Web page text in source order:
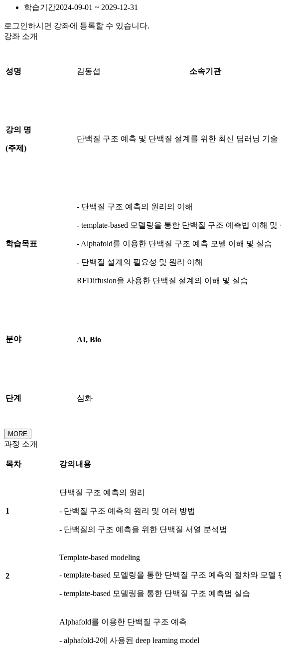
학습기간2024-09-01 ~ 2029-12-31
로그인하시면 강좌에 등록할 수 있습니다.
강좌 소개
성명 김동섭 소속기관
강의 명
(주제 )
단백질 구조 예측 및 단백질 설계를 위한 최신 딥러닝 기술
학습목표
- 단백질 구조 예측의 원리의 이해
- template-based 모델링을 통한 단백질 구조 예측법 이해 및
- Alphafold를 이용한 단백질 구조 예측 모델 이해 및 실습
- 단백질 설계의 필요성 및 원리 이해
RFDiffusion을 사용한 단백질 설계의 이해 및 실습
분야 AI, Bio
단계 심화
MORE
과정 소개
목차 강의내용
1
단백질 구조 예측의 원리
- 단백질 구조 예측의 원리 및 여러 방법
- 단백질의 구조 예측을 위한 단백질 서열 분석법
2
Template-based modeling
- template-based 모델링을 통한 단백질 구조 예측의 절차와 모델
- template-based 모델링을 통한 단백질 구조 예측법 실습
Alphafold를 이용한 단백질 구조 예측
- alphafold-2에 사용된 deep learning model